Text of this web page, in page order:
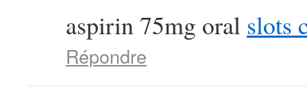
aspirin 75mg oral slots
Répondre